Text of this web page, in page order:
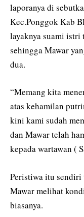
laporanya di
Kec.Ponggok Kab
layaknya suami istri
sehingga Mawar
dua.
“Memang kita
atas kehamilan
kini kami sudah
dan Mawar telah
kepada wartawan (
Peristiwa itu sendiri
Mawar melihat
biasanya.